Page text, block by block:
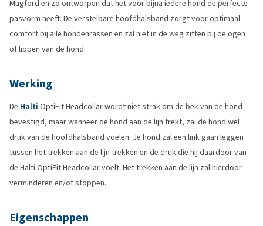
Mugford en zo ontworpen dat het voor bijna iedere hond de perfecte
pasvorm heeft. De verstelbare hoofdhalsband zorgt voor optimaal
comfort bij alle hondenrassen en zal niet in de weg zitten bij de ogen
of lippen van de hond.
Werking
De Halti OptiFit Headcollar wordt niet strak om de bek van de hond
bevestigd, maar wanneer de hond aan de lijn trekt, zal de hond wel
druk van de hoofdhalsband voelen. Je hond zal een link gaan leggen
tussen het trekken aan de lijn trekken en de druk die hij daardoor van
de Halti OptiFit Headcollar voelt. Het trekken aan de lijn zal hierdoor
verminderen en/of stoppen.
Eigenschappen